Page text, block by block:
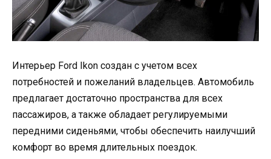
Интерьер Ford Ikon создан с учетом всех
потребностей и пожеланий владельцев. Автомобиль
предлагает достаточно пространства для всех
пассажиров, а также обладает регулируемыми
передними сиденьями, чтобы обеспечить наилучший
комфорт во время длительных поездок.